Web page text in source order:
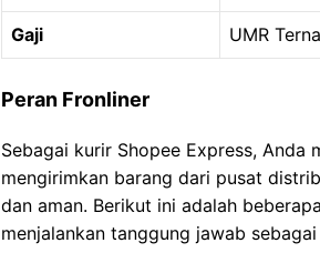
Gaji UMR
Peran Fronliner
Sebagai kurir Shopee Express,
mengirimkan barang dari pusat
dan aman. Berikut ini adalah
menjalankan tanggung jawab